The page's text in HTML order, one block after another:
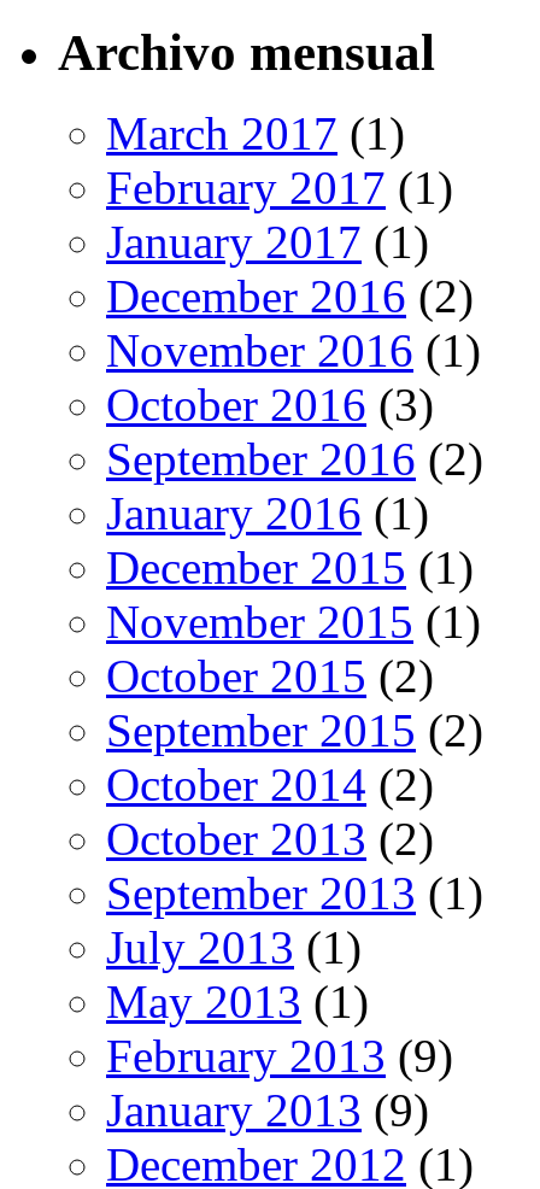
Archivo mensual
March 2017 (1)
February 2017 (1)
January 2017 (1)
December 2016 (2)
November 2016 (1)
October 2016 (3)
September 2016 (2)
January 2016 (1)
December 2015 (1)
November 2015 (1)
October 2015 (2)
September 2015 (2)
October 2014 (2)
October 2013 (2)
September 2013 (1)
July 2013 (1)
May 2013 (1)
February 2013 (9)
January 2013 (9)
December 2012 (1)